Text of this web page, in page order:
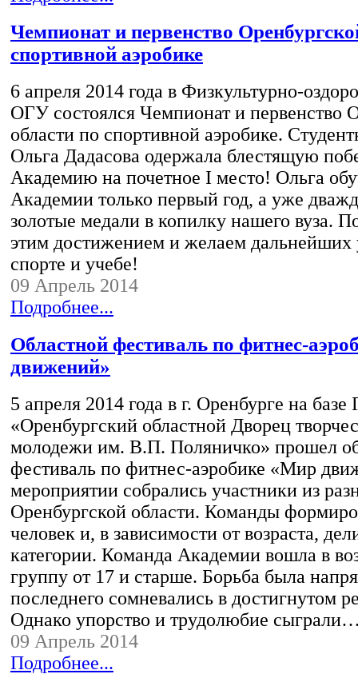
Чемпионат и первенство
спортивной аэробике
6 апреля 2014 года в Физкультурно-
ОГУ состоялся Чемпионат и первенство
области по спортивной аэробике.
Ольга Дадасова одержала блестящую
Академию на почетное I место! Ольга
Академии только первый год, а уже
золотые медали в копилку нашего вуза.
этим достижением и желаем дальнейших
спорте и учебе!
09 Апрель 2014
Подробнее...
Областной фестиваль по фитнес-
движений»
5 апреля 2014 года в г. Оренбурге на
«Оренбургский областной Дворец
молодежи им. В.П. Поляничко» прошел
фестиваль по фитнес-аэробике «Мир
мероприятии собрались участники из
Оренбургской области. Команды
человек и, в зависимости от возраста,
категории. Команда Академии вошла в
группу от 17 и старше. Борьба была
последнего сомневались в достигнутом
Однако упорство и трудолюбие
09 Апрель 2014
Подробнее...